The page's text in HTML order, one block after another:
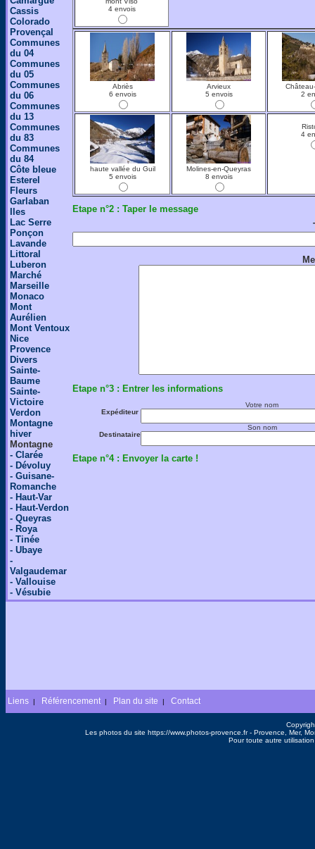
Cassis
Colorado
Provençal
Communes
du 04
Communes
du 05
Communes
du 06
Communes
du 13
Communes
du 83
Communes
du 84
Côte bleue
Esterel
Fleurs
Garlaban
Iles
Lac Serre
Ponçon
Lavande
Littoral
Luberon
Marché
Marseille
Monaco
Mont
Aurélien
Mont Ventoux
Nice
Provence
Divers
Sainte-
Baume
Sainte-
Victoire
Verdon
Montagne
hiver
Montagne
- Clarée
- Dévoluy
- Guisane-
Romanche
- Haut-Var
- Haut-Verdon
- Queyras
- Roya
- Tinée
- Ubaye
-
Valgaudemar
- Vallouise
- Vésubie
4 envois
Abriès
6 envois
Arvieux
5 envois
2
haute vallée du Guil
5 envois
Molines-en-Queyras
8 envois
4
Etape n°2 : Taper le message
Etape n°3 : Entrer les informations
Expéditeur
Votre nom
Destinataire
Son nom
Etape n°4 : Envoyer la carte !
Liens | Référencement | Plan du site | Contact
Les photos du site https://www.photos-provence.fr - Provence, Mer,
Pour toute autre